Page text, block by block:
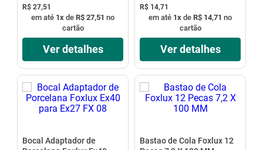
R$ 27,51
em até 1x de R$ 27,51 no
cartão
Ver detalhes
R$ 14,71
em até 1x de R$ 14,71 no
cartão
Ver detalhes
Bocal Adaptador de
Bastao de Cola Foxlux 12